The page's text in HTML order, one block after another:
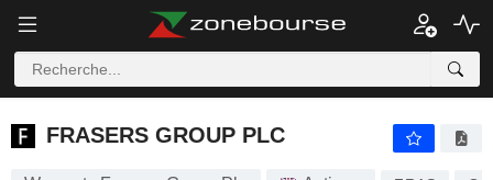
FRASERS GROUP PLC
FRASERS GROUP PLC